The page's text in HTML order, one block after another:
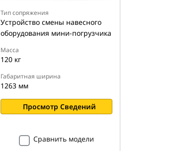
Тип сопряжения
Устройство смены навесного
оборудования мини-погрузчика
Масса
120 кг
Габаритная ширина
1263 мм
Просмотр Сведений
Сравнить модели